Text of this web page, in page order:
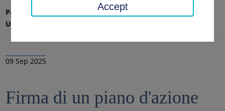
Pagina iniziale
Ufficio distrettuale, distretto
Ultime notizie
09 Sep 2025
Firma di un piano d'azione
Accept